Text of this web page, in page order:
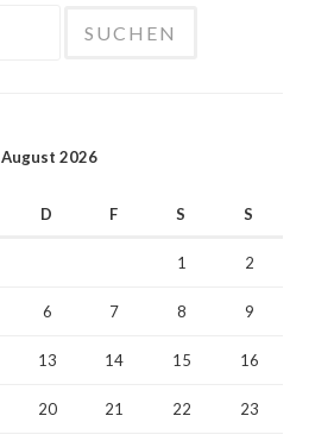
August 2026
D F S S
1 2
6 7 8 9
13 14 15 16
20 21 22 23